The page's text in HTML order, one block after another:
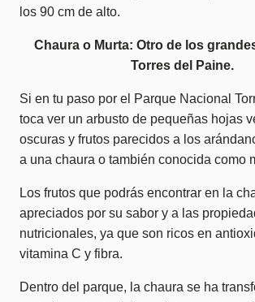
los 90 cm de alto.
Chaura o Murta: Otro de los
Torres del Paine.
Si en tu paso por el Parque Nacional
toca ver un arbusto de pequeñas hojas
oscuras y frutos parecidos a los
a una chaura o también conocida como
Los frutos que podrás encontrar en la
apreciados por su sabor y a las
nutricionales, ya que son ricos en
vitamina C y fibra.
Dentro del parque, la chaura se ha